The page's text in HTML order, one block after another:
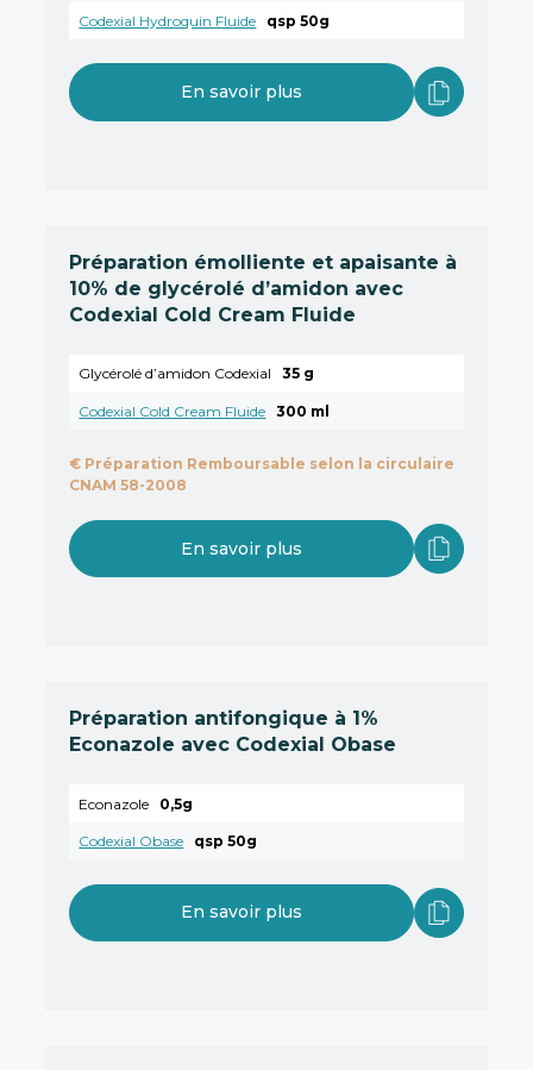
Codexial Hydroquin Fluide qsp 50g
En savoir plus
Préparation émolliente et apaisante à
10% de glycérolé d’amidon avec
Codexial Cold Cream Fluide
Glycérolé d’amidon Codexial 35 g
Codexial Cold Cream Fluide 300 ml
€ Préparation Remboursable selon la circulaire
CNAM 58-2008
En savoir plus
Préparation antifongique à 1%
Econazole avec Codexial Obase
Econazole 0,5g
Codexial Obase qsp 50g
En savoir plus